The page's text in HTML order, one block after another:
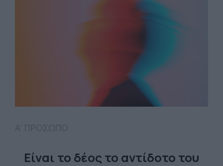
Είναι το δέος το αντίδοτο του